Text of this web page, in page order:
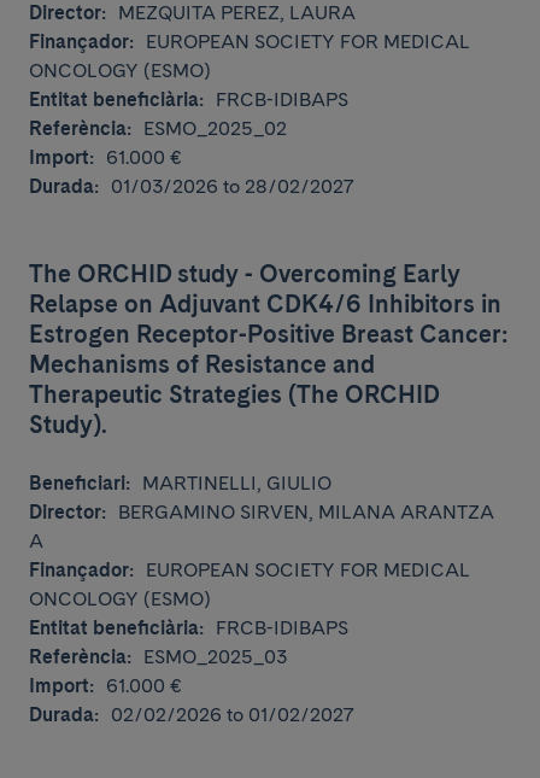
Director:
MEZQUITA PEREZ, LAURA
Finançador:
EUROPEAN SOCIETY FOR MEDICAL
ONCOLOGY (ESMO)
Entitat beneficiària:
FRCB-IDIBAPS
Referència:
ESMO_2025_02
Import:
61.000 €
Durada:
01/03/2026 to 28/02/2027
The ORCHID study - Overcoming Early
Relapse on Adjuvant CDK4/6 Inhibitors in
Estrogen Receptor-Positive Breast Cancer:
Mechanisms of Resistance and
Therapeutic Strategies (The ORCHID
Study).
Beneficiari:
MARTINELLI, GIULIO
Director:
BERGAMINO SIRVEN, MILANA ARANTZA
A
Finançador:
EUROPEAN SOCIETY FOR MEDICAL
ONCOLOGY (ESMO)
Entitat beneficiària:
FRCB-IDIBAPS
Referència:
ESMO_2025_03
Import:
61.000 €
Durada:
02/02/2026 to 01/02/2027